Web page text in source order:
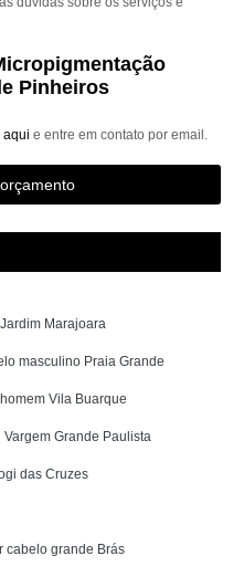
Pinheiros
aqui e entre em contato por email.
Marajoara
masculino Praia Grande
Vila Buarque
Grande Paulista
das Cruzes
cabelo grande Brás